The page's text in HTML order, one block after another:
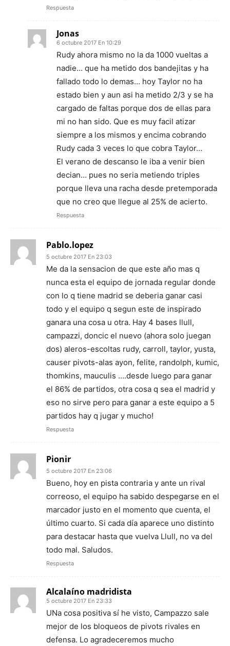
Respuesta
Jonas
6 octubre 2017 En 10:29
Rudy ahora mismo no la da 1000 vueltas a
nadie… que ha metido dos bandejitas y ha
fallado todo lo demas… hoy Taylor no ha
estado bien y aun asi ha metido 2/3 y se ha
cargado de faltas porque dos de ellas para
mi no han sido. Que es muy facil atizar
siempre a los mismos y encima cobrando
Rudy cada 3 veces lo que cobra Taylor…
El verano de descanso le iba a venir bien
decian… pues no seria metiendo triples
porque lleva una racha desde pretemporada
que no creo que llegue al 25% de acierto.
Respuesta
Pablo.lopez
5 octubre 2017 En 23:03
Me da la sensacion de que este año mas q
nunca esta el equipo de jornada regular donde
con lo q tiene madrid se deberia ganar casi
todo y el equipo q segun este de inspirado
ganara una cosa u otra. Hay 4 bases llull,
campazzi, doncic el nuevo (ahora solo juegan
dos) aleros-escoltas rudy, carroll, taylor, yusta,
causer pivots-alas ayon, felite, randolph, kumic,
thomkins, mauculis ….desde luego para ganar
el 86% de partidos, otra cosa q sea el madrid y
eso no sirve pero para ganar a este equipo a 5
partidos hay q jugar y mucho!
Respuesta
Pionir
5 octubre 2017 En 23:06
Bueno, hoy en pista contraria y ante un rival
correoso, el equipo ha sabido despegarse en el
marcador justo en el momento que cuenta, el
último cuarto. Si cada día aparece uno distinto
para destacar hasta que vuelva Llull, no va del
todo mal. Saludos.
Respuesta
Alcalaíno madridista
5 octubre 2017 En 23:33
UNa cosa positiva sí he visto, Campazzo sale
mejor de los bloqueos de pivots rivales en
defensa. Lo agradeceremos mucho